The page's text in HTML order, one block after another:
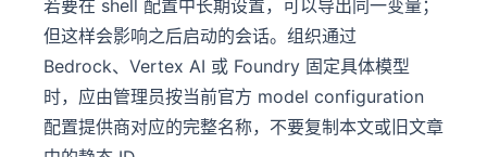
若要在 shell 配置中长期设置，可以导出同一变量；
但这样会影响之后启动的会话。组织通过
Bedrock、Vertex AI 或 Foundry 固定具体模型
时，应由管理员按当前官方 model configuration
配置提供商对应的完整名称，不要复制本文或旧文章